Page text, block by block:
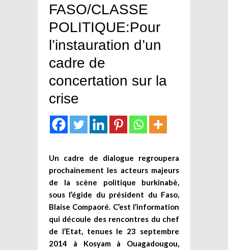
FASO/CLASSE
POLITIQUE:Pour
l’instauration d’un
cadre de
concertation sur la
crise
Un cadre de dialogue regroupera
prochainement les acteurs majeurs
de la scène politique burkinabè,
sous l’égide du président du Faso,
Blaise Compaoré. C’est l’information
qui découle des rencontres du chef
de l’Etat, tenues le 23 septembre
2014 à Kosyam à Ouagadougou,